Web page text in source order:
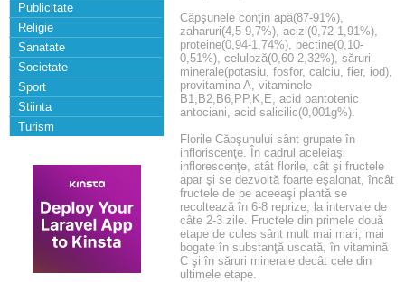
Publicitate
Religie
Sanatate
Societate
Sport
Stiinta
Turism
Căpşunele conţin apă(87-91%),
zaharuri(4,5-9,7%), acizi(0,72-1,91%),
proteine(0,94-1,74%), pectine(0,10-
0,51%), celuloză(0,60-2,32%), săruri
minerale(potasiu, fosfor, calciu, fier, iod),
provitamina A, vitaminele
B1,B2,B6,PP,K,E, acid pantotenic
antociani, acid salicilic(0,001g%).
Florile Căpşunului sânt grupate în
infloriscenţe. În cadrul aceleiaşi
inflorescenţe, atât florile, cât şi fructele
apar şi se dezvoltă foarte eşalonat, încât
fructele de pe aceeaşi plantă se
recoltează în 6-8 reprize, la intervale de
câte 2-3 zile. Fructele din primele două
etape de cules sânt mult mai mari, mai
bogate în substanţă uscată, în vitamină
C şi în săruri minerale decât cele din
ultimele etape.